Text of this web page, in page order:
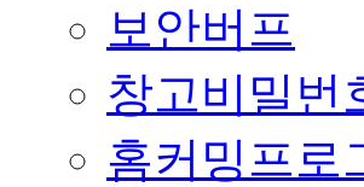
보안버프
창고비밀번
홈커밍프로